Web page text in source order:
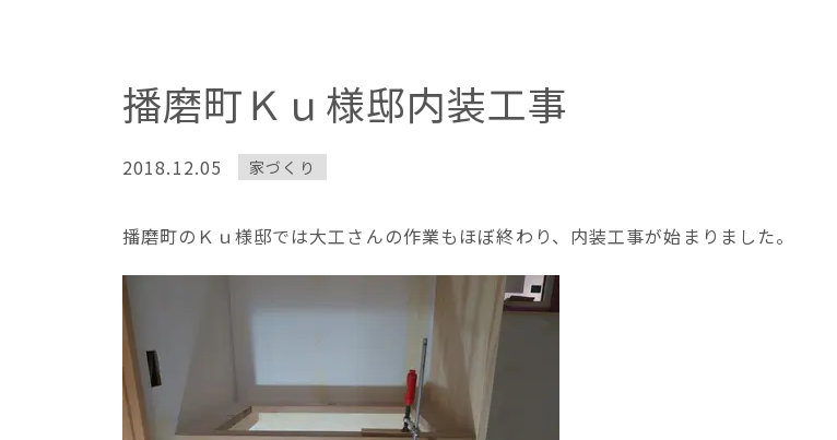
播磨町Ｋｕ様邸内装工事
2018.12.05 家づくり
播磨町のＫｕ様邸では大工さんの作業もほぼ終わり、内装工事が始まりました。